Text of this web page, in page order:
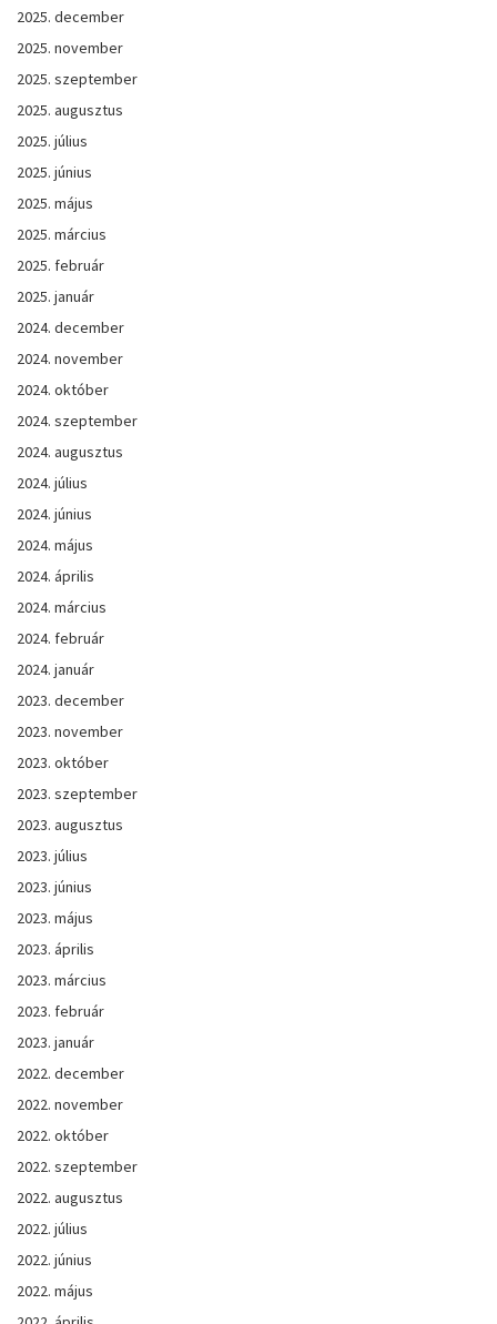
2025. december
2025. november
2025. szeptember
2025. augusztus
2025. július
2025. június
2025. május
2025. március
2025. február
2025. január
2024. december
2024. november
2024. október
2024. szeptember
2024. augusztus
2024. július
2024. június
2024. május
2024. április
2024. március
2024. február
2024. január
2023. december
2023. november
2023. október
2023. szeptember
2023. augusztus
2023. július
2023. június
2023. május
2023. április
2023. március
2023. február
2023. január
2022. december
2022. november
2022. október
2022. szeptember
2022. augusztus
2022. július
2022. június
2022. május